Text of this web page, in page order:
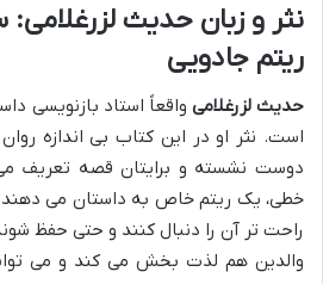
نثر و زبان حدیث
ریتم جادویی
حدیث لزرغلامی واقعاً استاد بازنویسی
است. نثر او در این کتاب بی اندازه
دوست نشسته و برایتان قصه تعریف
خطی، یک ریتم خاص به داستان می
راحت تر آن را دنبال کنند و حتی حفظ
والدین هم لذت بخش می کند و می